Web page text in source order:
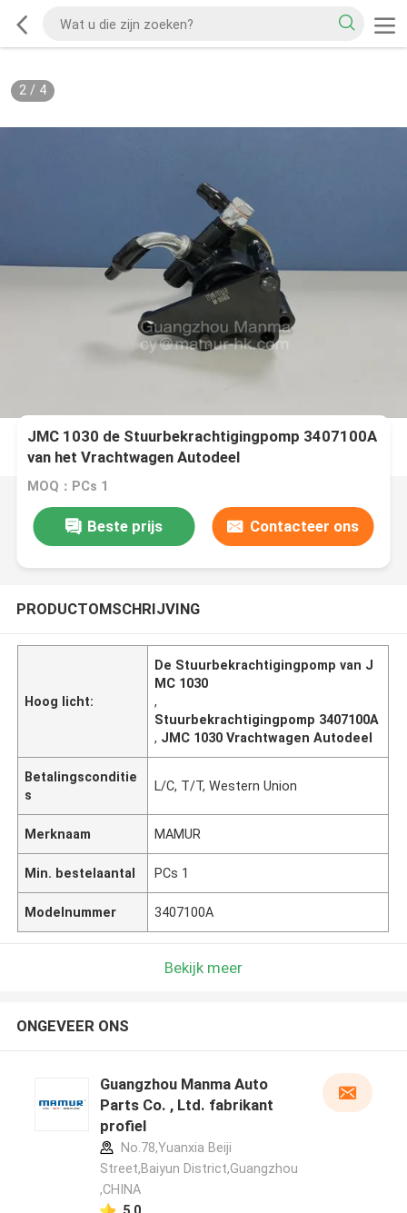
2/ 4
JMC 1030 de Stuurbekrachtigingpomp 3407100A
van het Vrachtwagen Autodeel
MOQ：PCs 1
Beste prijs Contacteer ons
PRODUCTOMSCHRIJVING
Hoog licht:
De Stuurbekrachtigingpomp van J
MC 1030
,
Stuurbekrachtigingpomp 3407100A
, JMC 1030 Vrachtwagen Autodeel
Betalingsconditie
s
L/C, T/T, Western Union
Merknaam MAMUR
Min. bestelaantal PCs 1
Modelnummer 3407100A
Bekijk meer
ONGEVEER ONS
Guangzhou Manma Auto
Parts Co. , Ltd. fabrikant
profiel
No.78,Yuanxia Beiji
Street,Baiyun District,Guangzhou
,CHINA